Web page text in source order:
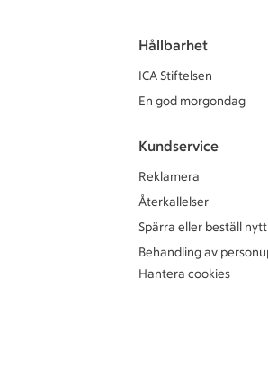
Hållbarhet
ICA Stiftelsen
En god morgondag
Kundservice
Reklamera
Återkallelser
Spärra eller beställ
Behandling av
Hantera cookies